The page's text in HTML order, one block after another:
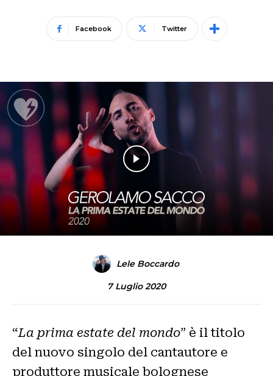
Facebook Twitter
Lele Boccardo
7 Luglio 2020
“La prima estate del mondo” è il titolo
del nuovo singolo del cantautore e
produttore musicale bolognese